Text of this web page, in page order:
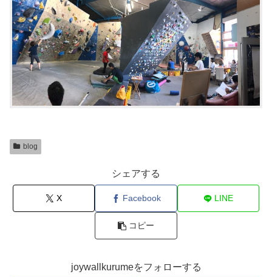
blog
シェアする
X Facebook LINE
コピー
joywallkurumeをフォローする